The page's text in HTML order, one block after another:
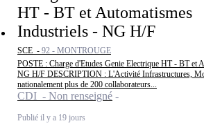
HT - BT et Automatismes
Industriels - NG H/F
SCE - 92 - MONTROUGE
POSTE : Charge d'Etudes Genie Electrique HT - BT et
NG H/F DESCRIPTION : L'Activité Infrastructures,
nationalement plus de 200 collaborateurs...
CDI - Non renseigné
Publié il y a 19 jours